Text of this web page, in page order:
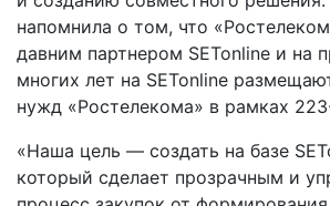
напомнила о том, что
давним партнером SETonline и на
многих лет на SETonline
нужд «Ростелекома» в рамках
«Наша цель — создать на базе
который сделает прозрачным и